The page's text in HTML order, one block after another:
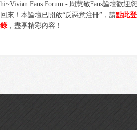
hi~Vivian Fans Forum - 周慧敏Fans論壇歡迎您
回來！本論壇已開啟“反惡意注冊”，請點此登
錄，盡享精彩內容！